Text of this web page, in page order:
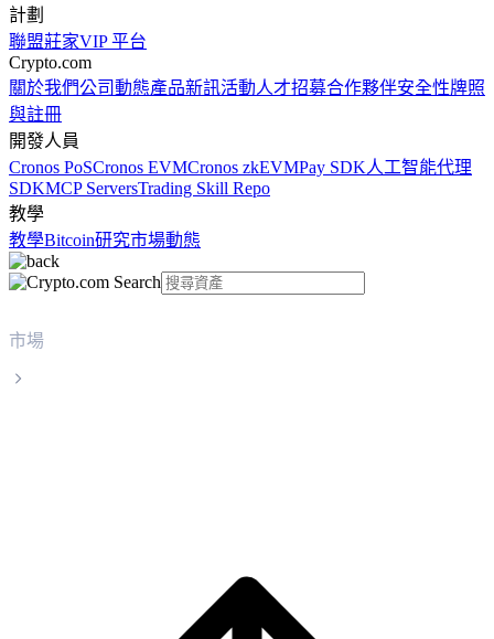
計劃
聯盟莊家VIP 平台
Crypto.com
關於我們公司動態產品新訊活動人才招募合作夥伴安全性牌照
與註冊
開發人員
Cronos PoSCronos EVMCronos zkEVMPay SDK人工智能代理
SDKMCP ServersTrading Skill Repo
教學
教學Bitcoin研究市場動態
市場